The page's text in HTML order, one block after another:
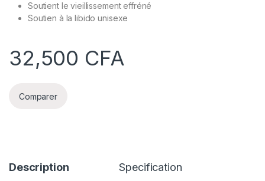
Soutient le vieillissement effréné
Soutien à la libido unisexe
32,500 CFA
Comparer
Description Specification